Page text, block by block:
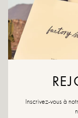
Ce modèle est
Vous pourrez les
Ces mules à talon
Couleur : Vert, bleu
Semelle intérieure: Cuir
Semelle extérieure :
Hauteur du talon : 9 cm
Hauteur du plateau: 2,5
Inscrivez-vous à